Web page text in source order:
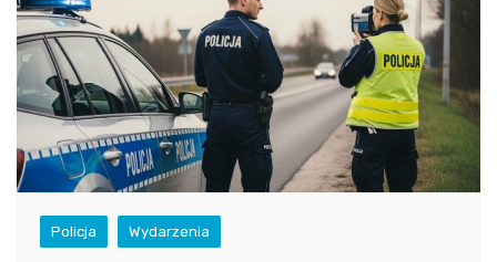
Policja Wydarzenia